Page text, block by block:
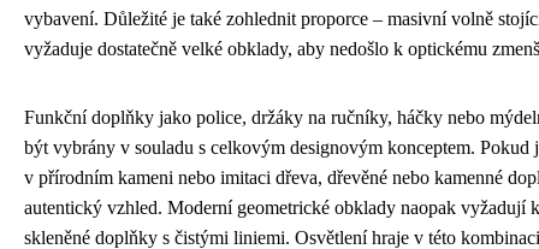
vybavení. Důležité je také zohlednit proporce – masivní volně
vyžaduje dostatečně velké obklady, aby nedošlo k optickému
Funkční doplňky jako police, držáky na ručníky, háčky nebo
být vybrány v souladu s celkovým designovým konceptem. Pokud
v přírodním kameni nebo imitaci dřeva, dřevěné nebo kamenné
autentický vzhled. Moderní geometrické obklady naopak vyžadují
skleněné doplňky s čistými liniemi. Osvětlení hraje v této